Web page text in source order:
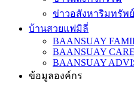
ข่าวอสังหาริมทรัพย์
บ้านสวยแฟมิลี่
BAANSUAY
BAANSUAY CARE
BAANSUAY
ข้อมูลองค์กร